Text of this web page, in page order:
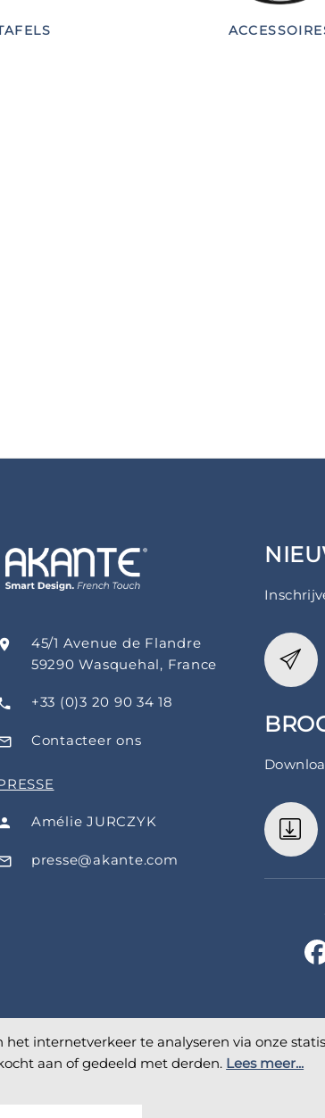
45/1 Avenue de Flandre
59290 Wasquehal, France
+33 (0)3 20 90 34 18
Contacteer ons
Amélie JURCZYK
presse@akante.com
internetverkeer te analyseren via onze
aan of gedeeld met derden. Lees meer...